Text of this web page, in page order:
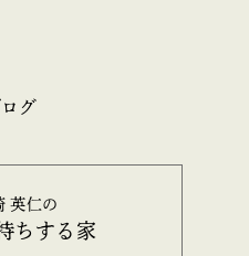
ログ
英仁の
ちする家